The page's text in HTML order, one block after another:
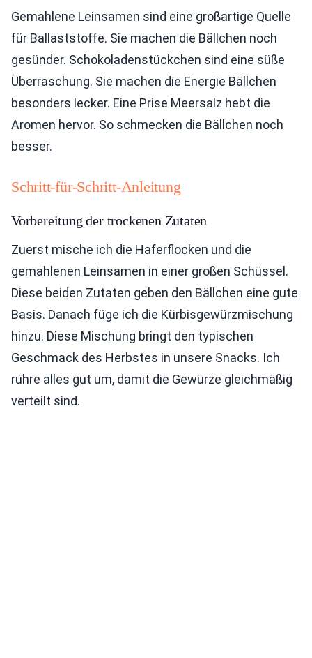
Gemahlene Leinsamen sind eine großartige Quelle
für Ballaststoffe. Sie machen die Bällchen noch
gesünder. Schokoladenstückchen sind eine süße
Überraschung. Sie machen die Energie Bällchen
besonders lecker. Eine Prise Meersalz hebt die
Aromen hervor. So schmecken die Bällchen noch
besser.
Schritt-für-Schritt-Anleitung
Vorbereitung der trockenen Zutaten
Zuerst mische ich die Haferflocken und die
gemahlenen Leinsamen in einer großen Schüssel.
Diese beiden Zutaten geben den Bällchen eine gute
Basis. Danach füge ich die Kürbisgewürzmischung
hinzu. Diese Mischung bringt den typischen
Geschmack des Herbstes in unsere Snacks. Ich
rühre alles gut um, damit die Gewürze gleichmäßig
verteilt sind.